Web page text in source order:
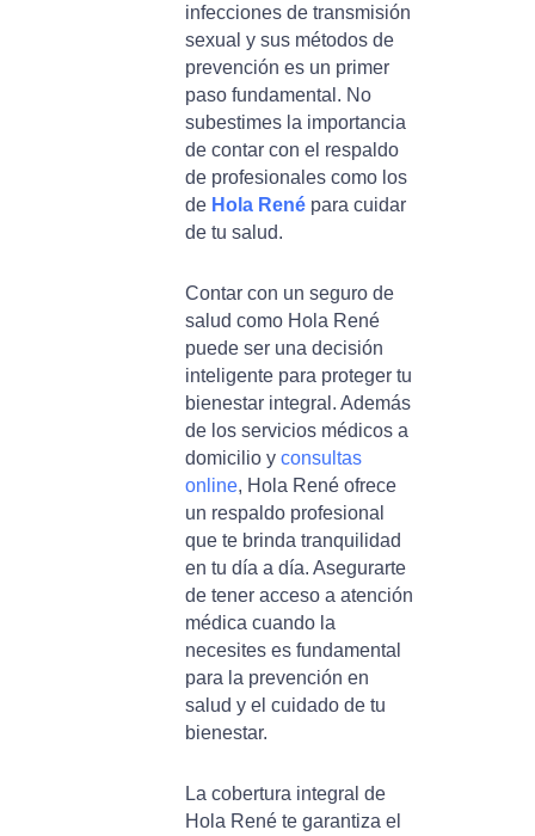
infecciones de transmisión
sexual y sus métodos de
prevención es un primer
paso fundamental. No
subestimes la importancia
de contar con el respaldo
de profesionales como los
de Hola René para cuidar
de tu salud.
Contar con un seguro de
salud como Hola René
puede ser una decisión
inteligente para proteger tu
bienestar integral. Además
de los servicios médicos a
domicilio y consultas
online, Hola René ofrece
un respaldo profesional
que te brinda tranquilidad
en tu día a día. Asegurarte
de tener acceso a atención
médica cuando la
necesites es fundamental
para la prevención en
salud y el cuidado de tu
bienestar.
La cobertura integral de
Hola René te garantiza el